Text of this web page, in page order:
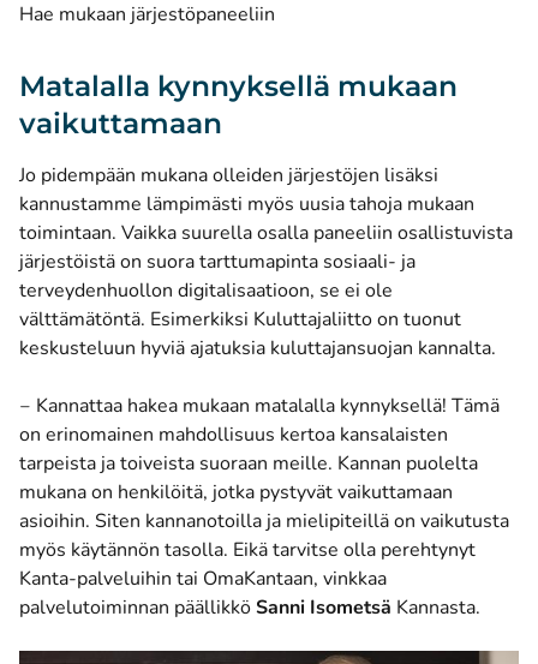
Hae mukaan järjestöpaneeliin
Matalalla kynnyksellä mukaan
vaikuttamaan
Jo pidempään mukana olleiden järjestöjen lisäksi
kannustamme lämpimästi myös uusia tahoja mukaan
toimintaan. Vaikka suurella osalla paneeliin osallistuvista
järjestöistä on suora tarttumapinta sosiaali- ja
terveydenhuollon digitalisaatioon, se ei ole
välttämätöntä. Esimerkiksi Kuluttajaliitto on tuonut
keskusteluun hyviä ajatuksia kuluttajansuojan kannalta.
‒ Kannattaa hakea mukaan matalalla kynnyksellä! Tämä
on erinomainen mahdollisuus kertoa kansalaisten
tarpeista ja toiveista suoraan meille. Kannan puolelta
mukana on henkilöitä, jotka pystyvät vaikuttamaan
asioihin. Siten kannanotoilla ja mielipiteillä on vaikutusta
myös käytännön tasolla. Eikä tarvitse olla perehtynyt
Kanta-palveluihin tai OmaKantaan, vinkkaa
palvelutoiminnan päällikköSanni Isometsä Kannasta.